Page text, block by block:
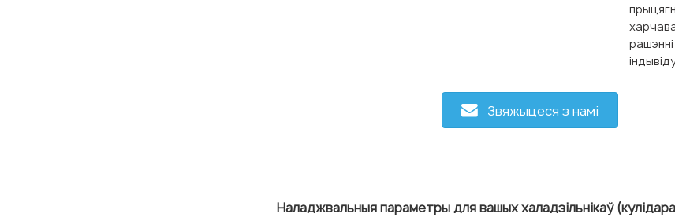
Звяжыцеся з намі
Наладжвальныя параметры для вашых халадзільнікаў